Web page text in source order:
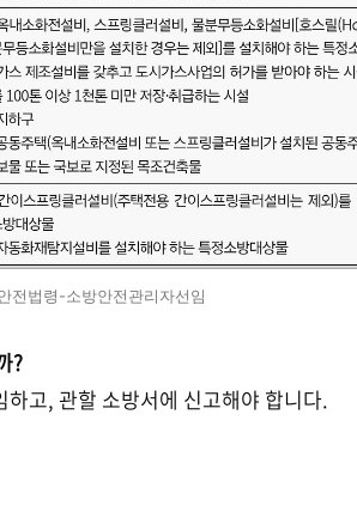
전법령-소방안전관리자선임
?
고, 관할 소방서에 신고해야 합니다.